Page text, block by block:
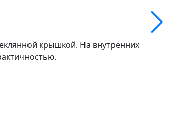
крышкой. На внутренних